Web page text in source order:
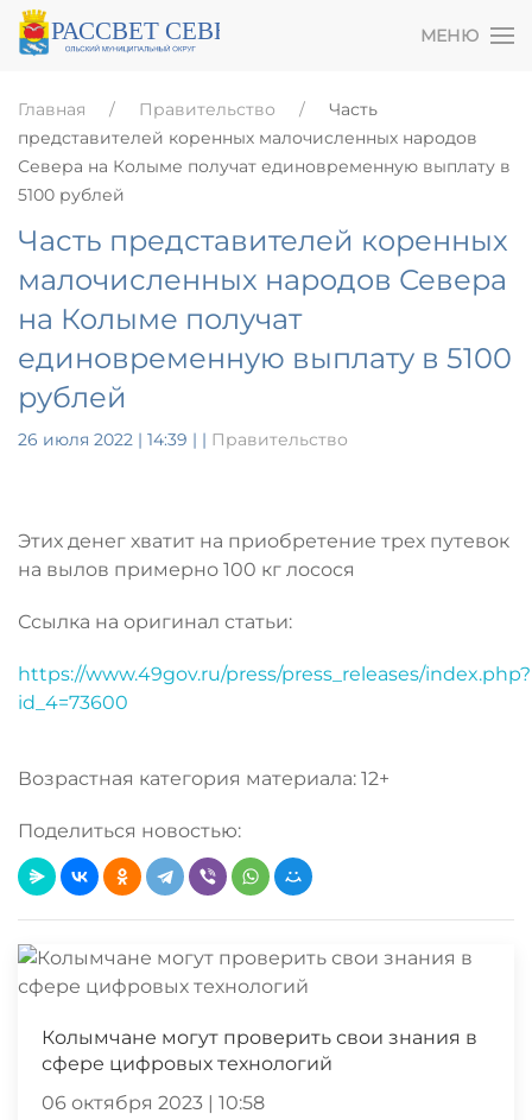
МЕНЮ
Главная Правительство
Часть
представителей коренных малочисленных народов
Севера на Колыме получат единовременную выплату в
5100 рублей
Часть представителей коренных
малочисленных народов Севера
на Колыме получат
единовременную выплату в 5100
рублей
26 июля 2022 | 14:39 | | Правительство
Этих денег хватит на приобретение трех путевок
на вылов примерно 100 кг лосося
Ссылка на оригинал статьи:
https://www.49gov.ru/press/press_releases/index.php?
id_4=73600
Возрастная категория материала: 12+
Поделиться новостью:
Колымчане могут проверить свои знания в
сфере цифровых технологий
06 октября 2023 | 10:58